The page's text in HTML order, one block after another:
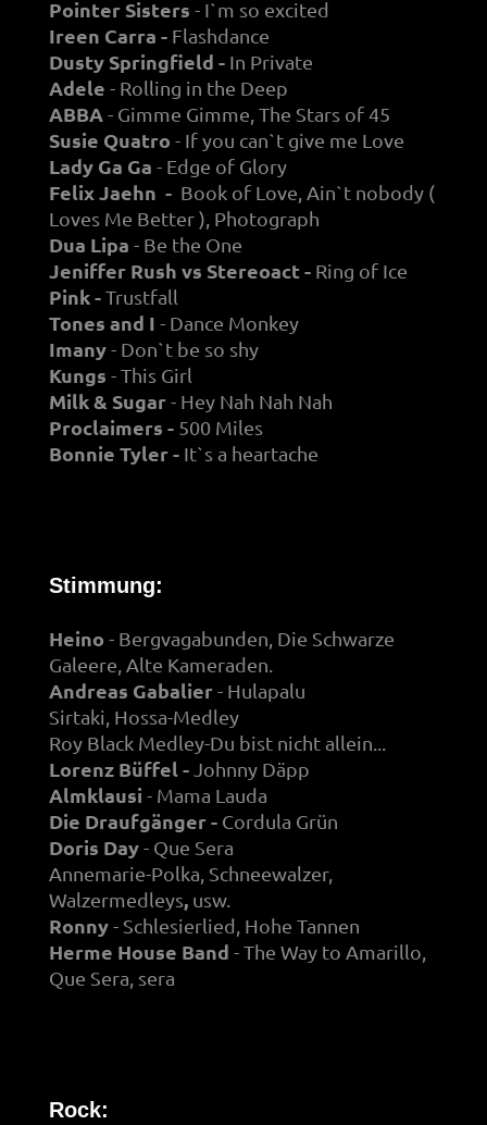
Pointer Sisters - I`m so excited
Ireen Carra - Flashdance
Dusty Springfield - In Private
Adele - Rolling in the Deep
ABBA- Gimme Gimme, The Stars of 45
Susie Quatro - If you can`t give me Love
Lady Ga Ga - Edge of Glory
Felix Jaehn - Book of Love, Ain`t nobody (
Loves Me Better ), Photograph
Dua Lipa - Be the One
Jeniffer Rush vs Stereoact - Ring of Ice
Pink -Trustfall
Tones and I - Dance Monkey
Imany- Don`t be so shy
Kungs - This Girl
Milk & Sugar- Hey Nah Nah Nah
Proclaimers - 500 Miles
Bonnie Tyler - It`s a heartache
Stimmung:
Heino - Bergvagabunden, Die Schwarze
Galeere, Alte Kameraden.
Andreas Gabalier- Hulapalu
Sirtaki, Hossa-Medley
Roy Black Medley-Du bist nicht allein...
Lorenz Büffel -Johnny Däpp
Almklausi - Mama Lauda
Die Draufgänger - Cordula Grün
Doris Day- Que Sera
Annemarie-Polka, Schneewalzer,
Walzermedleys, usw.
Ronny- Schlesierlied, Hohe Tannen
Herme House Band - The Way to Amarillo,
Que Sera, sera
Rock: